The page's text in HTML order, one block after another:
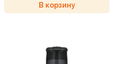
В корзину